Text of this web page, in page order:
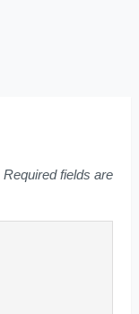
Required fields are